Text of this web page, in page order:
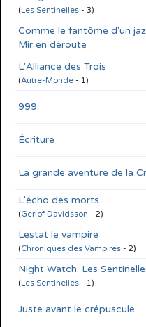
(Les Sentinelles - 3)
Comme le fantôme d'un
Mir en déroute
L'Alliance des Trois
(Autre-Monde - 1)
999
Écriture
La grande aventure de la
L'écho des morts
(Gerlof Davidsson - 2)
Lestat le vampire
(Chroniques des Vampires - 2)
Night Watch. Les
(Les Sentinelles - 1)
Juste avant le crépuscule